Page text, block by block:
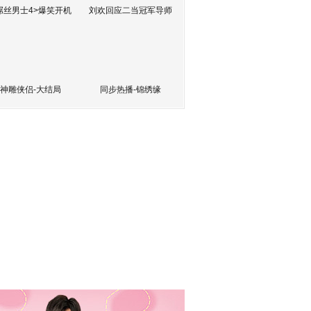
丝男士4>爆笑开机 刘欢回应二当冠军导师
神雕侠侣-大结局 同步热播-锦绣缘